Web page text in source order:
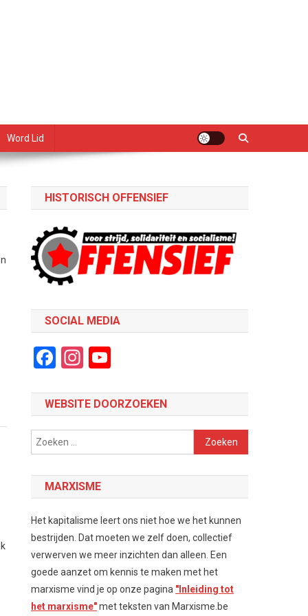
Word Lid
HISTORISCH OFFENSIEF
SOCIAL MEDIA
Facebook
Instagram
WEBSITE DOORZOEKEN
Zoeken
naar:
MARXISME
Het kapitalisme leert ons niet hoe we het kunnen
bestrijden. Dat moeten we zelf doen, collectief
verwerven we meer inzichten dan alleen. Een
goede aanzet om kennis te maken met het
marxisme vind je op onze pagina "Inleiding tot
het marxisme"met teksten van Marxisme.be